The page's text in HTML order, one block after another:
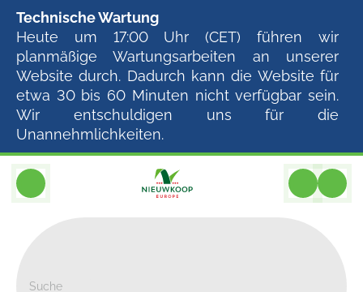
Technische Wartung
Heute um 17:00 Uhr (CET) führen wir
planmäßige Wartungsarbeiten an unserer
Website durch. Dadurch kann die Website für
etwa 30 bis 60 Minuten nicht verfügbar sein.
Wir entschuldigen uns für die
Unannehmlichkeiten.